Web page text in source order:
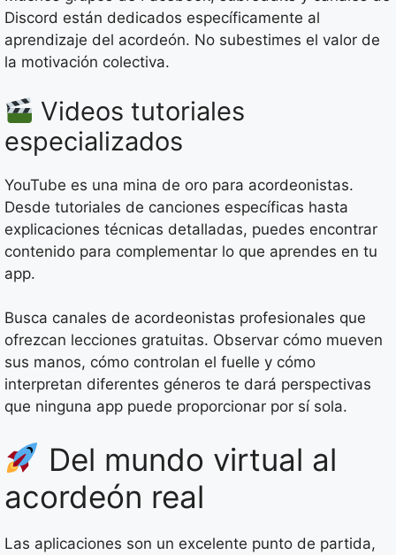
Discord están dedicados específicamente al
aprendizaje del acordeón. No subestimes el valor de
la motivación colectiva.
Videos tutoriales
especializados
YouTube es una mina de oro para acordeonistas.
Desde tutoriales de canciones específicas hasta
explicaciones técnicas detalladas, puedes encontrar
contenido para complementar lo que aprendes en tu
app.
Busca canales de acordeonistas profesionales que
ofrezcan lecciones gratuitas. Observar cómo mueven
sus manos, cómo controlan el fuelle y cómo
interpretan diferentes géneros te dará perspectivas
que ninguna app puede proporcionar por sí sola.
Del mundo virtual al
acordeón real
Las aplicaciones son un excelente punto de partida,